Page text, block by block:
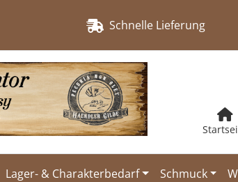
Schnelle Lieferung
Lager- & Charakterbedarf Schmuck